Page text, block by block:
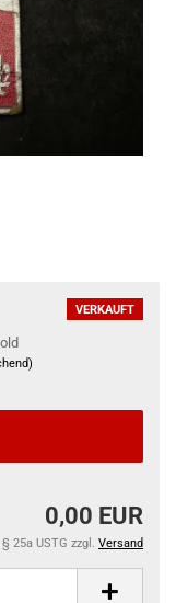
VERKAUFT
0,00 EUR
25a USTG zzgl. Versand